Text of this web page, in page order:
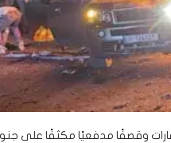
وقصفًا مدفعيًا مكثفًا على